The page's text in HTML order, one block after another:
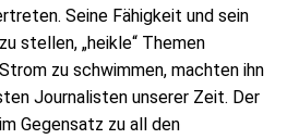
Seine Fähigkeit und sein
stellen, „heikle“ Themen
zu schwimmen, machten ihn
Journalisten unserer Zeit. Der
Gegensatz zu all den